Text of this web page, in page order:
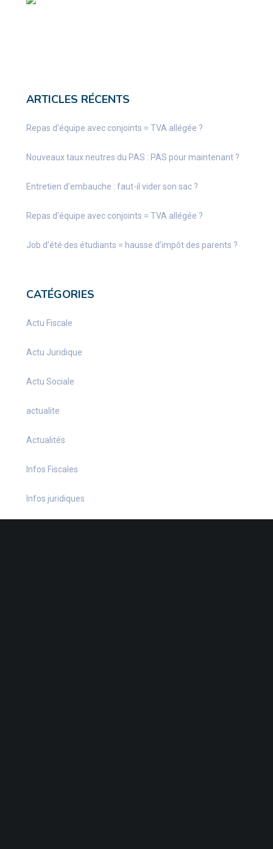
ARTICLES RÉCENTS
Repas d’équipe avec conjoints = TVA allégée ?
Nouveaux taux neutres du PAS : PAS pour maintenant ?
Entretien d’embauche : faut-il vider son sac ?
Repas d’équipe avec conjoints = TVA allégée ?
Job d’été des étudiants = hausse d’impôt des parents ?
CATÉGORIES
Actu Fiscale
Actu Juridique
Actu Sociale
actualite
Actualités
Infos Fiscales
Infos juridiques